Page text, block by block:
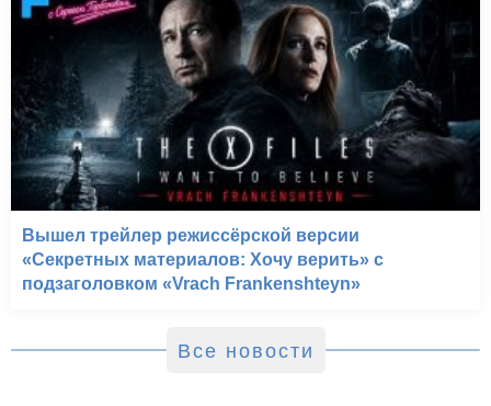
Вышел трейлер режиссёрской версии
«Секретных материалов: Хочу верить» с
подзаголовком «Vrach Frankenshteyn»
Все новости